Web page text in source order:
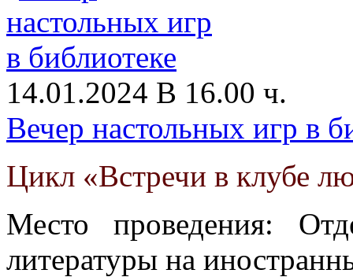
14.01.2024 В 16.00 ч.
Вечер настольных игр в
Цикл «Встречи в клубе
Место проведения:
литературы на